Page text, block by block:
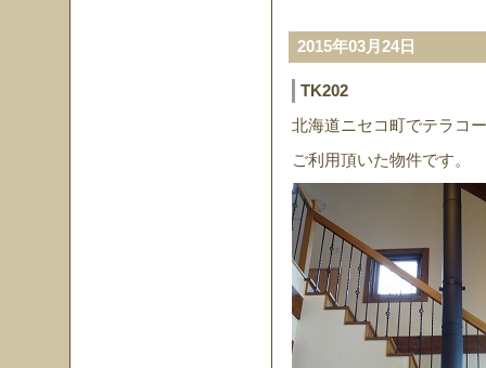
2015年03月24日
TK202
北海道ニセコ町でテラコ
ご利用頂いた物件です。